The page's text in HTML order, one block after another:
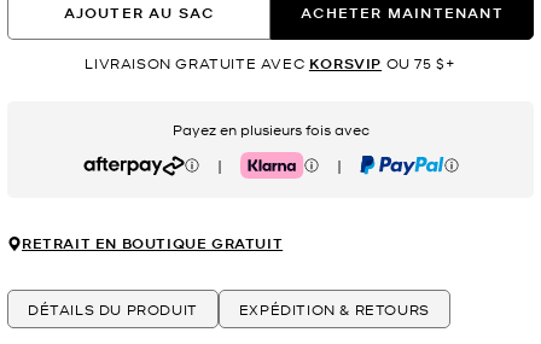
AJOUTER AU SAC ACHETER MAINTENANT
LIVRAISON GRATUITE AVEC KORSVIP OU 75 $+
Payez en plusieurs fois avec
Afterpay | Klarna | PayPal
RETRAIT EN BOUTIQUE GRATUIT
DÉTAILS DU PRODUIT EXPÉDITION & RETOURS